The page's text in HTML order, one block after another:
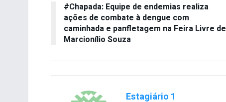
#Chapada: Equipe de endemias realiza
ações de combate à dengue com
caminhada e panfletagem na Feira Livre de
Marcionílio Souza
Estagiário 1